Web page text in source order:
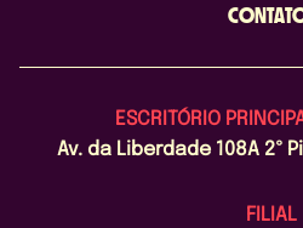
ESCRITÓRIO
Av. da Liberdade 108A 2º
FILIAL